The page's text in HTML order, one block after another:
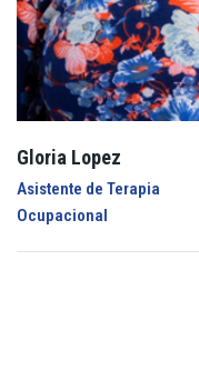
Gloria Lopez
Asistente de Terapia
Ocupacional